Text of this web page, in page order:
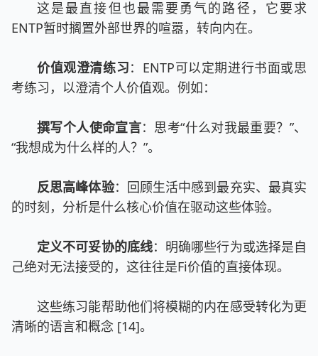
这是最直接但也最需要勇气的路径，它要求
ENTP暂时搁置外部世界的喧嚣，转向内在。
价值观澄清练习：ENTP可以定期进行书面或思
考练习，以澄清个人价值观。例如：
撰写个人使命宣言：思考“什么对我最重要？”、
“我想成为什么样的人？”。
反思高峰体验：回顾生活中感到最充实、最真实
的时刻，分析是什么核心价值在驱动这些体验。
定义不可妥协的底线：明确哪些行为或选择是自
己绝对无法接受的，这往往是Fi价值的直接体现。
这些练习能帮助他们将模糊的内在感受转化为更
清晰的语言和概念 [14]。